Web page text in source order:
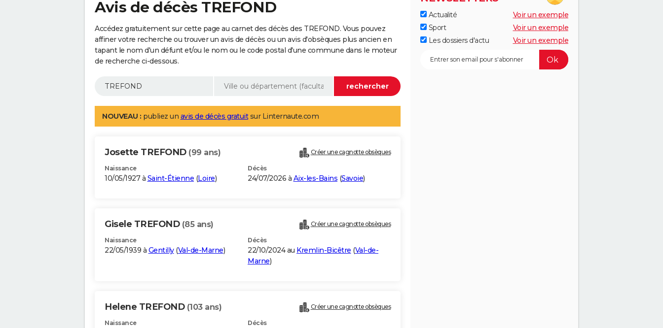
Avis de décès TREFOND
Accédez gratuitement sur cette page au carnet des décès des TREFOND. Vous pouvez
affiner votre recherche ou trouver un avis de décès ou un avis d'obsèques plus ancien en
tapant le nom d'un défunt et/ou le nom ou le code postal d'une commune dans le moteur
de recherche ci-dessous.
NOUVEAU : publiez un avis de décès gratuitsur Linternaute.com
Josette TREFOND (99 ans) Créer une cagnotte obsèques
Naissance
10/05/1927 à Saint-Étienne (Loire)
Décès
24/07/2026 à Aix-les-Bains (Savoie)
Gisele TREFOND (85 ans) Créer une cagnotte obsèques
Naissance
22/05/1939 à Gentilly(Val-de-Marne)
Décès
22/10/2024 au Kremlin-Bicêtre (Val-de-
Marne)
Helene TREFOND (103 ans) Créer une cagnotte obsèques
Naissance Décès
Actualité
Voir un exemple
Sport
Voir un exemple
Les dossiers d'actu
Voir un exemple